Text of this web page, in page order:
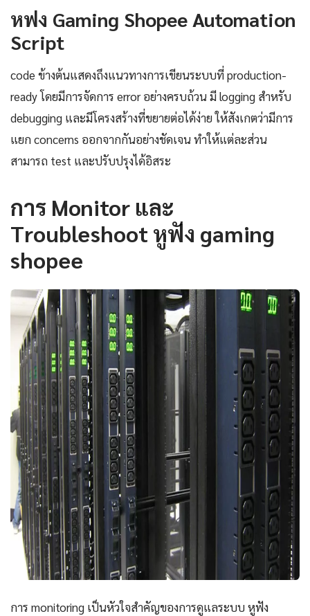
หฟง Gaming Shopee Automation
Script
code ข้างต้นแสดงถึงแนวทางการเขียนระบบที่ production-
ready โดยมีการจัดการ error อย่างครบถ้วน มี logging สำหรับ
debugging และมีโครงสร้างที่ขยายต่อได้ง่าย ให้สังเกตว่ามีการ
แยก concerns ออกจากกันอย่างชัดเจน ทำให้แต่ละส่วน
สามารถ test และปรับปรุงได้อิสระ
การ Monitor และ
Troubleshoot หูฟัง gaming
shopee
การ monitoring เป็นหัวใจสำคัญของการดูแลระบบ หูฟัง